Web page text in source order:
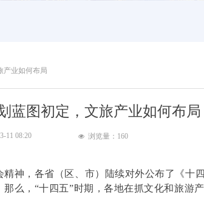
产业如何布局
蓝图初定，文旅产业如何布局
11 08:20 넶 浏览量： 160
神，各省（区、市）陆续对外公布了《十
么，“十四五”时期，各地在抓文化和旅游